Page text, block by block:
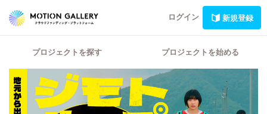
ログイン 新規登録
プロジェクトを探す プロジェクトを始める